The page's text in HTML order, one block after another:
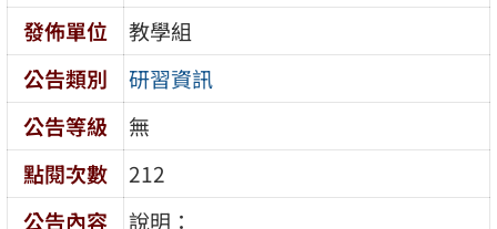
發佈單位
教學組
公告類別
研習資訊
公告等級
無
點閱次數
212
公告內容
說明：